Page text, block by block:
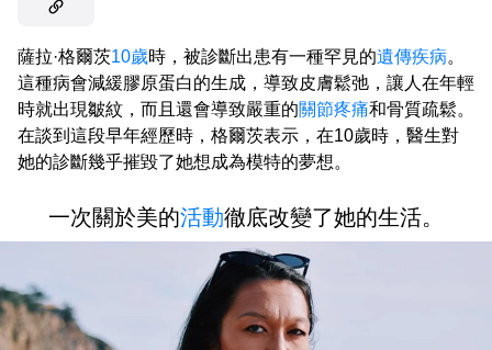
薩拉·格爾茨10歲時，被診斷出患有一種罕見的遺傳疾病。
這種病會減緩膠原蛋白的生成，導致皮膚鬆弛，讓人在年輕
時就出現皺紋，而且還會導致嚴重的關節疼痛和骨質疏鬆。
在談到這段早年經歷時，格爾茨表示，在10歲時，醫生對
她的診斷幾乎摧毀了她想成為模特的夢想。
一次關於美的活動徹底改變了她的生活。